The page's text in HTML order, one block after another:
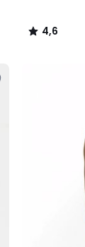
4,6
/